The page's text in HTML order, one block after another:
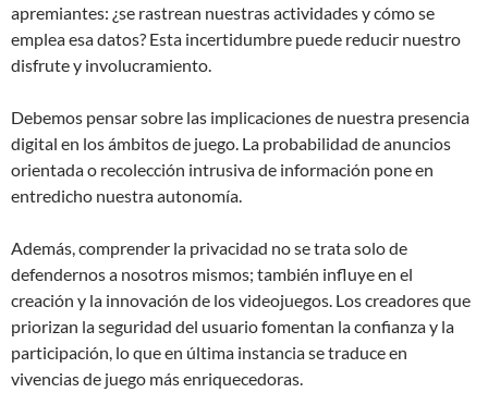
apremiantes: ¿se rastrean nuestras actividades y cómo se
emplea esa datos? Esta incertidumbre puede reducir nuestro
disfrute y involucramiento.
Debemos pensar sobre las implicaciones de nuestra presencia
digital en los ámbitos de juego. La probabilidad de anuncios
orientada o recolección intrusiva de información pone en
entredicho nuestra autonomía.
Además, comprender la privacidad no se trata solo de
defendernos a nosotros mismos; también influye en el
creación y la innovación de los videojuegos. Los creadores que
priorizan la seguridad del usuario fomentan la confianza y la
participación, lo que en última instancia se traduce en
vivencias de juego más enriquecedoras.